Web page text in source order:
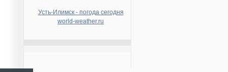
Усть-Илимск - погода сегодня
world-weather.ru